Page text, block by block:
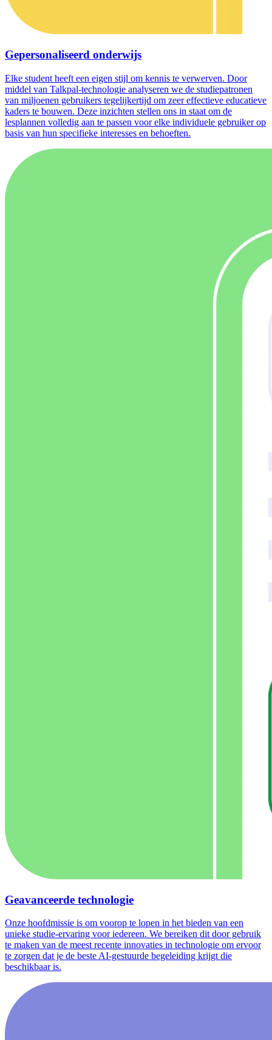
Gepersonaliseerd onderwijs
Elke student heeft een eigen stijl om kennis te verwerven. Door
middel van Talkpal-technologie analyseren we de studiepatronen
van miljoenen gebruikers tegelijkertijd om zeer effectieve educatieve
kaders te bouwen. Deze inzichten stellen ons in staat om de
lesplannen volledig aan te passen voor elke individuele gebruiker op
basis van hun specifieke interesses en behoeften.
Geavanceerde technologie
Onze hoofdmissie is om voorop te lopen in het bieden van een
unieke studie-ervaring voor iedereen. We bereiken dit door gebruik
te maken van de meest recente innovaties in technologie om ervoor
te zorgen dat je de beste AI-gestuurde begeleiding krijgt die
beschikbaar is.